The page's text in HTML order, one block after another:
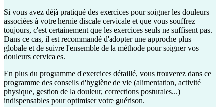
Si vous avez déjà pratiqué des exercices pour soigner les douleurs
associées à votre hernie discale cervicale et que vous souffrez
toujours, c'est certainement que les exercices seuls ne suffisent pas.
Dans ce cas, il est recommandé d'adopter une approche plus
globale et de suivre l'ensemble de la méthode pour soigner vos
douleurs cervicales.
En plus du programme d'exercices détaillé, vous trouverez dans ce
programme des conseils d'hygiène de vie (alimentation, activité
physique, gestion de la douleur, corrections posturales...)
indispensables pour optimiser votre guérison.